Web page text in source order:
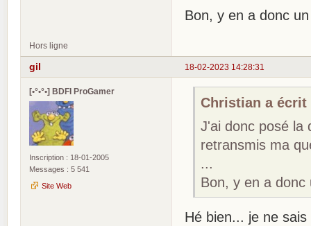
Bon, y en a donc
Hors ligne
18-02-2023 14:28:31
gil
[•°•°•] BDFI ProGamer
Inscription : 18-01-2005
Messages : 5 541
Site Web
Christian a écrit
J'ai donc posé la
retransmis ma
...
Bon, y en a donc
Hé bien... je ne